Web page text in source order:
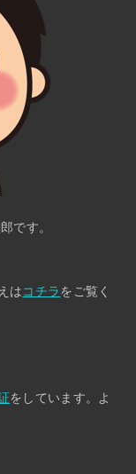
です。
はコチラをご覧く
をしています。よ